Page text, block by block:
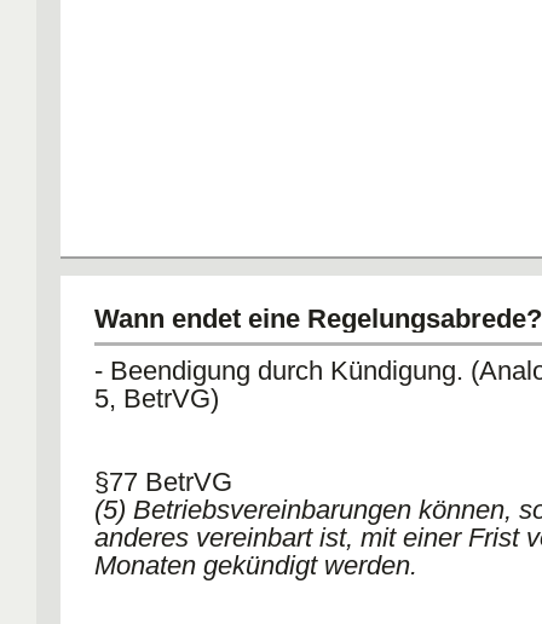
Wann endet eine Regelungsabrede?
- Beendigung durch Kündigung.
5, BetrVG)
§77 BetrVG
(5) Betriebsvereinbarungen können,
anderes vereinbart ist, mit einer Frist
Monaten gekündigt werden.